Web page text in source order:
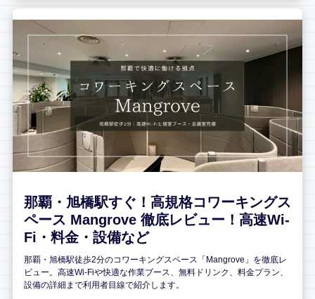
那覇・旭橋駅すぐ！高規格コワーキングス
ペース Mangrove 徹底レビュー！高速Wi-
Fi・料金・設備など
那覇・旭橋駅徒歩2分のコワーキングスペース「Mangrove」を徹底レ
ビュー。高速Wi-Fiや快適な作業ブース、無料ドリンク、料金プラン、
設備の詳細まで利用者目線で紹介します。